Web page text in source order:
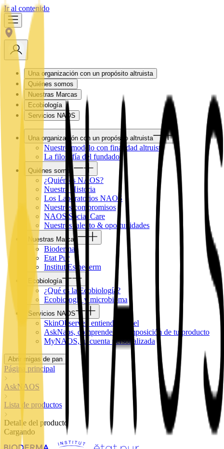
Ir al contenido
Una organización con un propósito altruista
Quiénes somos
Nuestras Marcas
Ecobiología
Servicios NAOS
Una organización con un propósito altruista
Nuestro modelo con finalidad altruista
La filosofía del fundador
Quiénes somos
¿Quién es NAOS?
Nuestra Historia
Los Laboratorios NAOS
Nuestros compromisos
NAOS Social Care
Nuestros talento & oportunidades
Nuestras Marcas
Bioderma
Etat Pur
Institut Esthederm
Ecobiología
¿Qué es la Ecobiología?
Ecobiología y microbioma
Servicios NAOS
SkinObserver, entiende tu piel
AskNaos, comprende la composición de tu producto
MyNAOS, tu cuenta personalizada
Abrir migas de pan
Página principal
AskNAOS
Lista de productos
Detalle del producto
Cargando